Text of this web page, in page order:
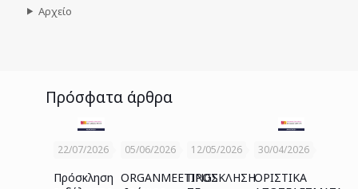
Αρχείο
Πρόσφατα άρθρα
22/07/2026
Πρόσκληση
05/06/2026
ORGANMEETINGS
12/05/2026
ΠΡΟΣΚΛΗΣΗ
30/04/2026
ΟΡΙΣΤΙΚΑ